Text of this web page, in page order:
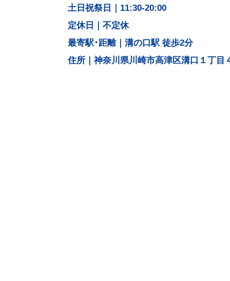
土日祝祭日｜11:30-20:00
定休日｜不定休
最寄駅･距離｜溝の口駅 徒歩2分
住所｜神奈川県川崎市高津区溝口１丁